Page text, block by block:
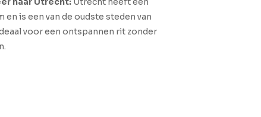
is een van de oudste steden van
voor een ontspannen rit zonder